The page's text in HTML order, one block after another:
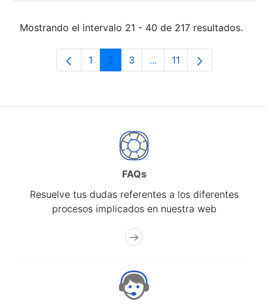
Mostrando el intervalo 21 - 40 de 217 resultados.
Página
1 Página
2 Página
3 ...Páginas intermedias Use
Página
11
FAQs
Resuelve tus dudas referentes a los diferentes
procesos implicados en nuestra web